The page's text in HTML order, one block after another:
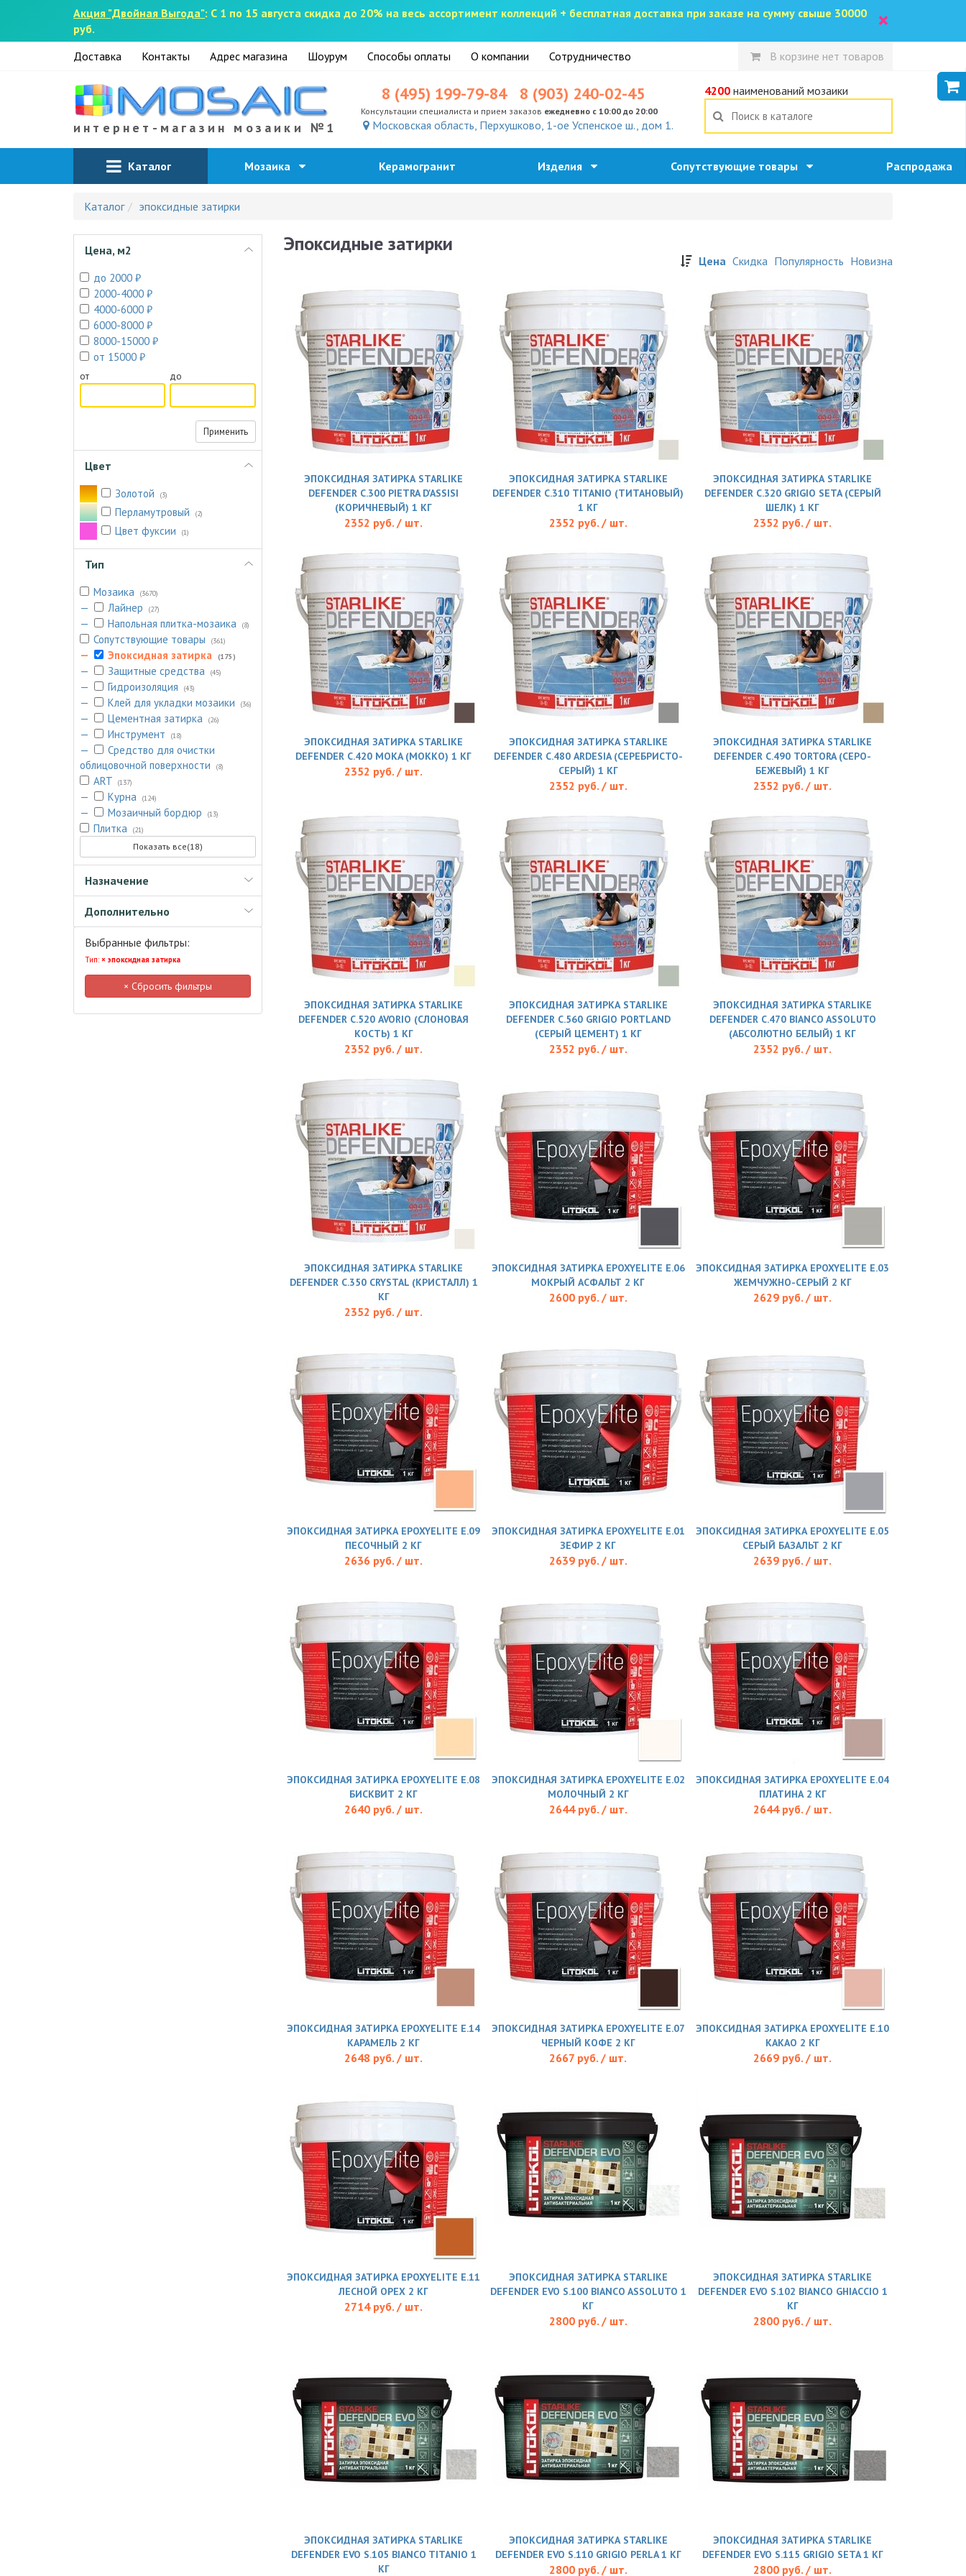
Акция "Двойная Выгода": С 1 по 15 августа скидка до 20% на весь ассортимент коллекций + бесплатная доставка при заказе на сумму свыше 30000
руб.
×
Доставка Контакты Адрес магазина Шоурум Способы оплаты О компании Сотрудничество В корзине нет товаров
интернет-магазин мозаики №1
8 (495) 199-79-84 8 (903) 240-02-45
Консультации специалиста и прием заказов ежедневно с 10:00 до 20:00
Московская область, Перхушково, 1-ое Успенское ш., дом 1.
4200наименований мозаики
Каталог Мозаика Керамогранит Изделия Сопутствующие товары Распродажа
Каталог эпоксидные затирки
Цена, м2
до 2000 ₽
2000-4000 ₽
4000-6000 ₽
6000-8000 ₽
8000-15000 ₽
от 15000 ₽
от до
Применить
Цвет
Золотой (3)
Перламутровый (2)
Цвет фукcии (1)
Тип
Мозаика (3670)
— Лайнер (27)
— Напольная плитка-мозаика (8)
Сопутствующие товары (361)
— Эпоксидная затирка (175)
— Защитные средства (45)
— Гидроизоляция (43)
— Клей для укладки мозаики (36)
— Цементная затирка (26)
— Инструмент (18)
—
Средство для очистки
облицовочной поверхности
(8)
ART (137)
— Курна (124)
— Мозаичный бордюр (13)
Плитка (21)
Показать все(18)
Назначение
Дополнительно
Выбранные фильтры:
Тип:× эпоксидная затирка
× Сбросить фильтры
Эпоксидные затирки
Цена Скидка Популярность Новизна
ЭПОКСИДНАЯ ЗАТИРКА STARLIKE
DEFENDER С.300 PIETRA D'ASSISI
(КОРИЧНЕВЫЙ) 1 КГ
2352 руб. / шт.
ЭПОКСИДНАЯ ЗАТИРКА STARLIKE
DEFENDER С.310 TITANIO (ТИТАНОВЫЙ)
1 КГ
2352 руб. / шт.
ЭПОКСИДНАЯ ЗАТИРКА STARLIKE
DEFENDER С.320 GRIGIO SETA (СЕРЫЙ
ШЕЛК) 1 КГ
2352 руб. / шт.
ЭПОКСИДНАЯ ЗАТИРКА STARLIKE
DEFENDER С.420 MOKA (МОККО) 1 КГ
2352 руб. / шт.
ЭПОКСИДНАЯ ЗАТИРКА STARLIKE
DEFENDER С.480 ARDESIA (СЕРЕБРИСТО-
СЕРЫЙ) 1 КГ
2352 руб. / шт.
ЭПОКСИДНАЯ ЗАТИРКА STARLIKE
DEFENDER С.490 TORTORA (СЕРО-
БЕЖЕВЫЙ) 1 КГ
2352 руб. / шт.
ЭПОКСИДНАЯ ЗАТИРКА STARLIKE
DEFENDER С.520 AVORIO (СЛОНОВАЯ
КОСТЬ) 1 КГ
2352 руб. / шт.
ЭПОКСИДНАЯ ЗАТИРКА STARLIKE
DEFENDER С.560 GRIGIO PORTLAND
(СЕРЫЙ ЦЕМЕНТ) 1 КГ
2352 руб. / шт.
ЭПОКСИДНАЯ ЗАТИРКА STARLIKE
DEFENDER С.470 BIANCO ASSOLUTO
(АБСОЛЮТНО БЕЛЫЙ) 1 КГ
2352 руб. / шт.
ЭПОКСИДНАЯ ЗАТИРКА STARLIKE
DEFENDER С.350 CRYSTAL (КРИСТАЛЛ) 1
КГ
2352 руб. / шт.
ЭПОКСИДНАЯ ЗАТИРКА EPOXYELITE E.06
МОКРЫЙ АСФАЛЬТ 2 КГ
2600 руб. / шт.
ЭПОКСИДНАЯ ЗАТИРКА EPOXYELITE E.03
ЖЕМЧУЖНО-СЕРЫЙ 2 КГ
2629 руб. / шт.
ЭПОКСИДНАЯ ЗАТИРКА EPOXYELITE E.09
ПЕСОЧНЫЙ 2 КГ
2636 руб. / шт.
ЭПОКСИДНАЯ ЗАТИРКА EPOXYELITE E.01
ЗЕФИР 2 КГ
2639 руб. / шт.
ЭПОКСИДНАЯ ЗАТИРКА EPOXYELITE E.05
СЕРЫЙ БАЗАЛЬТ 2 КГ
2639 руб. / шт.
ЭПОКСИДНАЯ ЗАТИРКА EPOXYELITE E.08
БИСКВИТ 2 КГ
2640 руб. / шт.
ЭПОКСИДНАЯ ЗАТИРКА EPOXYELITE E.02
МОЛОЧНЫЙ 2 КГ
2644 руб. / шт.
ЭПОКСИДНАЯ ЗАТИРКА EPOXYELITE E.04
ПЛАТИНА 2 КГ
2644 руб. / шт.
ЭПОКСИДНАЯ ЗАТИРКА EPOXYELITE E.14
КАРАМЕЛЬ 2 КГ
2648 руб. / шт.
ЭПОКСИДНАЯ ЗАТИРКА EPOXYELITE E.07
ЧЕРНЫЙ КОФЕ 2 КГ
2667 руб. / шт.
ЭПОКСИДНАЯ ЗАТИРКА EPOXYELITE E.10
КАКАО 2 КГ
2669 руб. / шт.
ЭПОКСИДНАЯ ЗАТИРКА EPOXYELITE E.11
ЛЕСНОЙ ОРЕХ 2 КГ
2714 руб. / шт.
ЭПОКСИДНАЯ ЗАТИРКА STARLIKE
DEFENDER EVO S.100 BIANCO ASSOLUTO 1
КГ
2800 руб. / шт.
ЭПОКСИДНАЯ ЗАТИРКА STARLIKE
DEFENDER EVO S.102 BIANCO GHIACCIO 1
КГ
2800 руб. / шт.
ЭПОКСИДНАЯ ЗАТИРКА STARLIKE
DEFENDER EVO S.105 BIANCO TITANIO 1
КГ
ЭПОКСИДНАЯ ЗАТИРКА STARLIKE
DEFENDER EVO S.110 GRIGIO PERLA 1 КГ
2800 руб. / шт.
ЭПОКСИДНАЯ ЗАТИРКА STARLIKE
DEFENDER EVO S.115 GRIGIO SETA 1 КГ
2800 руб. / шт.